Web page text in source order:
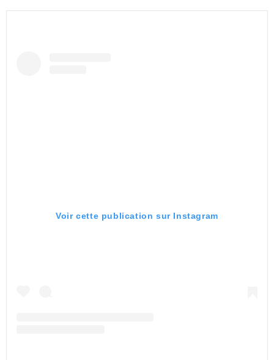
Voir cette publication sur Instagram